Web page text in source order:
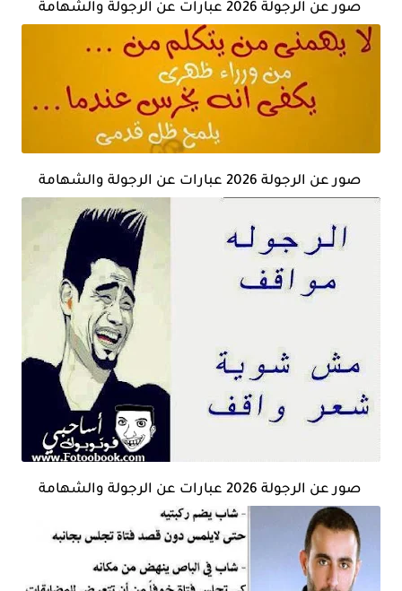
صور عن الرجولة 2026 عبارات عن الرجولة والشهامة
صور عن الرجولة 2026 عبارات عن الرجولة والشهامة
صور عن الرجولة 2026 عبارات عن الرجولة والشهامة